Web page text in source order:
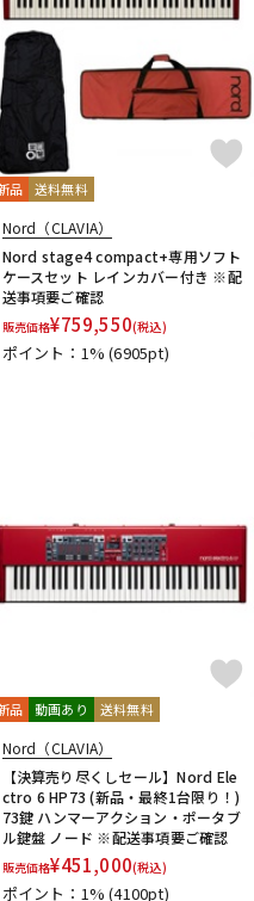
品 送料無料
Nord（CLAVIA）
Nord stage4 compact+専用ソフト
ケースセット レインカバー付き ※配
送事項要ご確認
販売価格¥759,550(税込)
ポイント：1%(6905pt)
品 動画あり 送料無料
Nord（CLAVIA）
【決算売り尽くしセール】Nord Ele
ctro 6 HP73 (新品・最終1台限り！)
73鍵 ハンマーアクション・ポータブ
ル鍵盤 ノード ※配送事項要ご確認
販売価格¥451,000(税込)
ポイント：1%(4100pt)